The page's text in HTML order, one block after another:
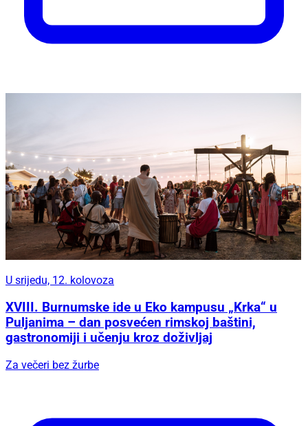
U srijedu, 12. kolovoza
XVIII. Burnumske ide u Eko kampusu „Krka“ u
Puljanima – dan posvećen rimskoj baštini,
gastronomiji i učenju kroz doživljaj
Za večeri bez žurbe